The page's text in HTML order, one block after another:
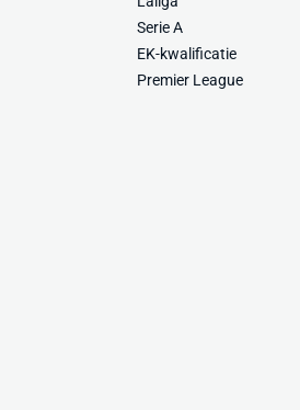
Serie A
EK-kwalificatie
Premier League